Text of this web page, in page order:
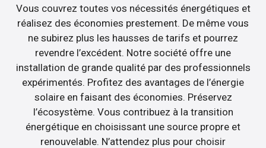
Vous couvrez toutes vos nécessités énergétiques et
réalisez des économies prestement. De même vous
ne subirez plus les hausses de tarifs et pourrez
revendre l’excédent. Notre société offre une
installation de grande qualité par des professionnels
expérimentés. Profitez des avantages de l’énergie
solaire en faisant des économies. Préservez
l’écosystème. Vous contribuez à la transition
énergétique en choisissant une source propre et
renouvelable. N’attendez plus pour choisir